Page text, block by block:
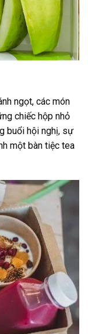
ngọt, các món
chiếc hộp nhỏ
buổi hội nghị, sự
một bàn tiệc tea